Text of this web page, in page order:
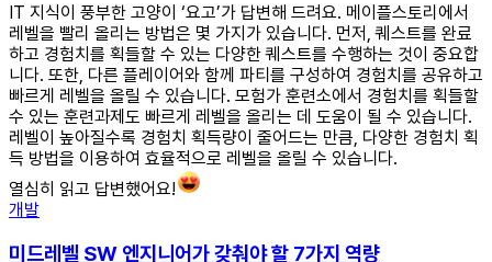
IT 지식이 풍부한 고양이 ‘요고’가 답변해 드려요. 메이플스토리에서
레벨을 빨리 올리는 방법은 몇 가지가 있습니다. 먼저, 퀘스트를 완료
하고 경험치를 획들할 수 있는 다양한 퀘스트를 수행하는 것이 중요합
니다. 또한, 다른 플레이어와 함께 파티를 구성하여 경험치를 공유하고
빠르게 레벨을 올릴 수 있습니다. 모험가 훈련소에서 경험치를 획들할
수 있는 훈련과제도 빠르게 레벨을 올리는 데 도움이 될 수 있습니다.
레벨이 높아질수록 경험치 획득량이 줄어드는 만큼, 다양한 경험치 획
득 방법을 이용하여 효율적으로 레벨을 올릴 수 있습니다.
열심히 읽고 답변했어요!
개발
미드레벨 SW 엔지니어가 갖춰야 할 7가지 역량